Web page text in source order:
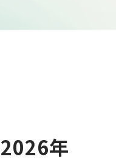
2026年